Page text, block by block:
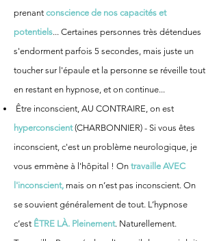
prenant conscience de nos capacités et
potentiels... Certaines personnes très détendues
s'endorment parfois 5 secondes, mais juste un
toucher sur l'épaule et la personne se réveille tout
en restant en hypnose, et on continue...
Être inconscient, AU CONTRAIRE, on est
hyperconscient(CHARBONNIER) - Si vous êtes
inconscient, c'est un problème neurologique, je
vous emmène à l'hôpital ! On travaille AVEC
l'inconscient, mais on n’est pas inconscient. On
se souvient généralement de tout. L’hypnose
c’est ÊTRE LÀ. Pleinement. Naturellement.